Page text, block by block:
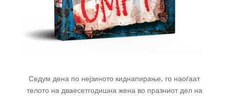
Седум дена по нејзиното киднапирање, го наоѓаат
телото на дваесетгодишна жена во празниот дел на